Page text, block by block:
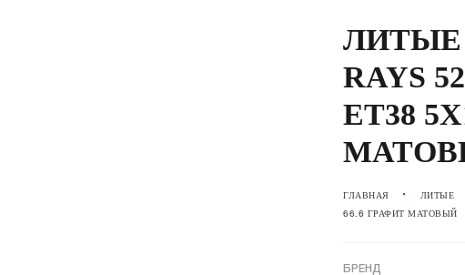
ЛИТЫЕ
RAYS
ET38
ГЛАВНАЯ ЛИТЫЕ
66.6 ГРАФИТ МАТОВЫЙ
БРЕНД